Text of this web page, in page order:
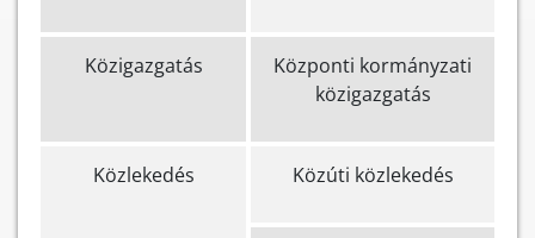
Közigazgatás
Központi kormányzati
közigazgatás
Közlekedés Közúti közlekedés